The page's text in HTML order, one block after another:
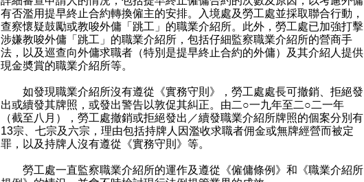
有否濫用提早終止合約轉換僱主的安排。入境處及勞工處並採取聯合行動，
查察懷疑鼓勵或教唆外傭「跳工」的職業介紹所。此外，勞工處已加強打擊
涉嫌教唆外傭「跳工」的職業介紹所，包括仔細監察職業介紹所的營商手
法，以及巡查向外傭求職者（特別是提早終止合約的外傭）及其介紹人提供
現金奬賞的職業介紹所等。
如發現職業介紹所沒有遵從《實務守則》，勞工處處長可撤銷、拒絕發
出或續發其牌照，或發出警告以敦促其糾正。由二○一九年至二○二一年
（截至八月），勞工處撤銷或拒絕發出／續發職業介紹所牌照的個案分別有
13宗、七宗及六宗，理由包括持牌人因濫收求職者佣金或無牌經營而被定
罪，以及持牌人沒有遵從《實務守則》等。
勞工處一直監察職業介紹所的運作及遵從《僱傭條例》和《職業介紹所